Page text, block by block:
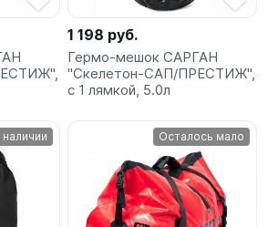
1 198 руб.
Гермо-мешок САРГАН
"Скелетон-САП/ПРЕСТИЖ",
с 1 лямкой, 5.0л
наличии Осталось мало